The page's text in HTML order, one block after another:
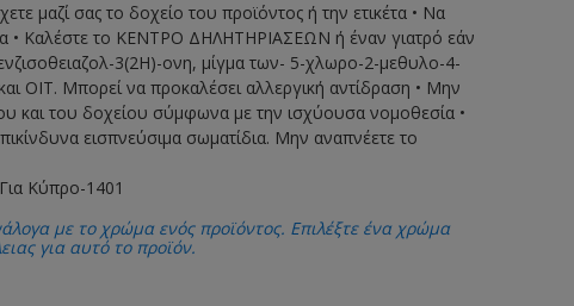
μαζί σας το δοχείο του προϊόντος ή την ετικέτα • Να
• Καλέστε το ΚΕΝΤΡΟ ΔΗΛΗΤΗΡΙΑΣΕΩΝ ή έναν γιατρό εάν
3(2Η)-ονη, μίγμα των- 5-χλωρο-2-μεθυλο-4-
ΟΙΤ. Μπορεί να προκαλέσει αλλεργική αντίδραση • Μην
και του δοχείου σύμφωνα με την ισχύουσα νομοθεσία •
εισπνεύσιμα σωματίδια. Μην αναπνέετε το
Κύπρο-1401
με το χρώμα ενός προϊόντος. Επιλέξτε ένα χρώμα
για αυτό το προϊόν.